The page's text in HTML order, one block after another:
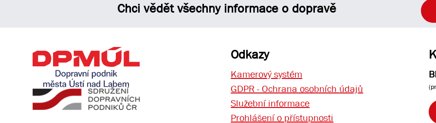
Chci vědět všechny informace o dopravě
Odkazy
Kamerový systém
GDPR - Ochrana osobních údajů
Služební informace
Prohlášení o přístupnosti